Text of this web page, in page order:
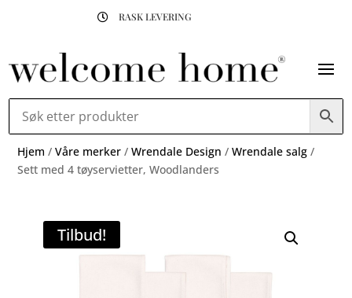
 RASK LEVERING
Hjem /Våre merker /Wrendale Design /Wrendale salg /
Sett med 4 tøyservietter, Woodlanders
Tilbud!